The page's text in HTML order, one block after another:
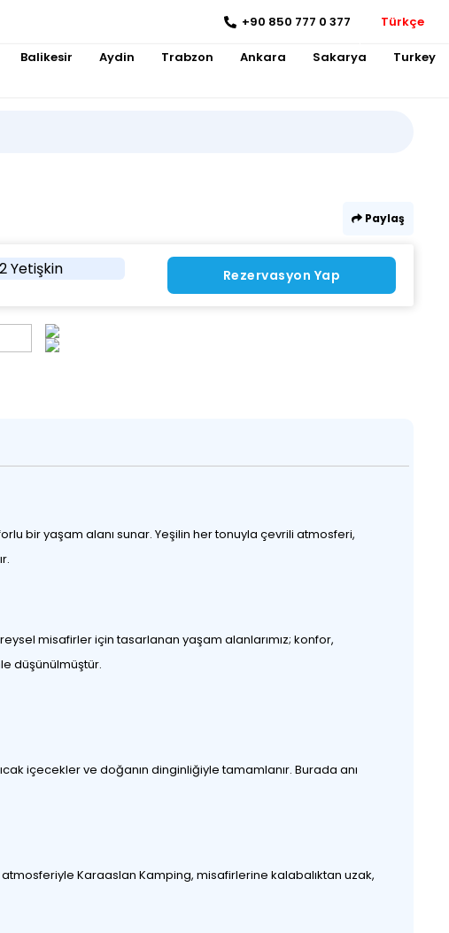
+90 850 777 0 377 Türkçe
Balikesir Aydin Trabzon Ankara Sakarya Turkey
Paylaş
2 Yetişkin Rezervasyon Yap
bir yaşam alanı sunar. Yeşilin her tonuyla çevrili atmosferi,
misafirler için tasarlanan yaşam alanlarımız; konfor,
düşünülmüştür.
içecekler ve doğanın dinginliğiyle tamamlanır. Burada anı
Karaaslan Kamping, misafirlerine kalabalıktan uzak,